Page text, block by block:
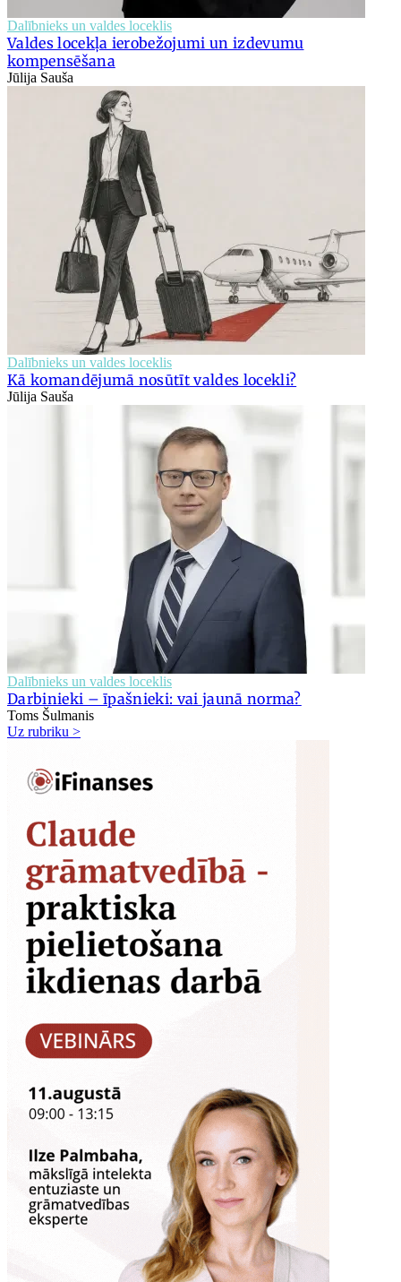
Dalībnieks un valdes loceklis
Valdes locekļa ierobežojumi un izdevumu
kompensēšana
Jūlija Sauša
Dalībnieks un valdes loceklis
Kā komandējumā nosūtīt valdes locekli?
Jūlija Sauša
Dalībnieks un valdes loceklis
Darbinieki – īpašnieki: vai jaunā norma?
Toms Šulmanis
Uz rubriku >